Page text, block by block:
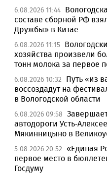
6.08.2026 11:44
составе сборной РФ
Дружбы» в Китае
6.08.2026 11:15
хозяйства произвели
тонн молока за первое
6.08.2026 10:32
Путь «из
воссоздадут на
в Вологодской области
6.08.2026 09:58
автодороги Усть-
Мякинницыно в
5.08.2026 20:52 «Единая
первое место в
Госдуму